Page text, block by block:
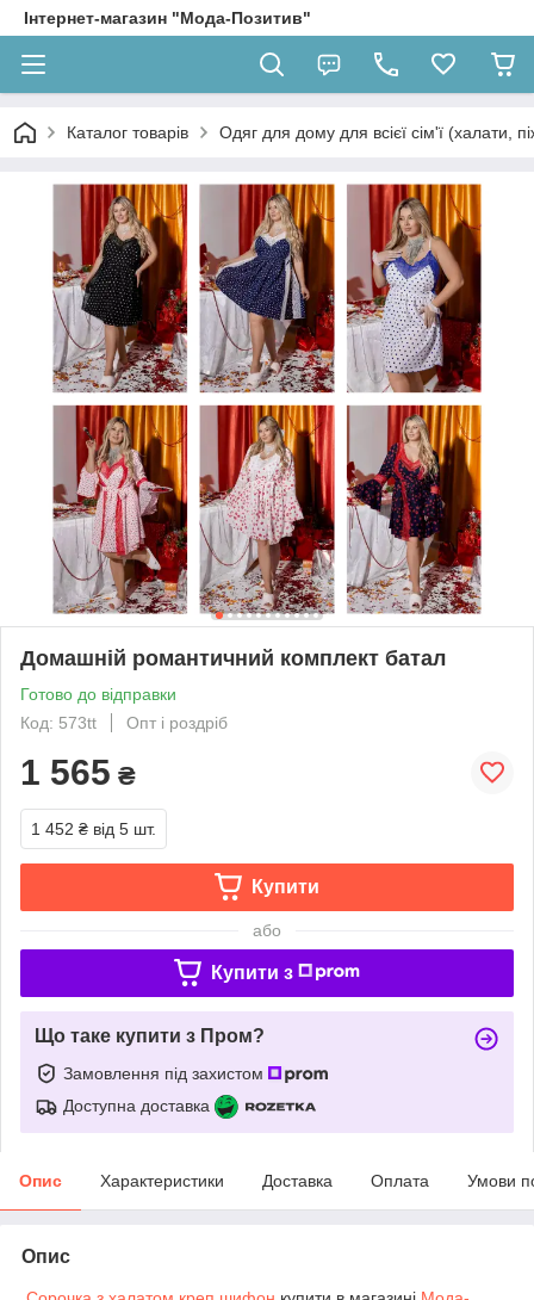
Інтернет-магазин "Мода-Позитив"
Каталог товарів Одяг для дому для всієї сім'ї (халати,
Домашній романтичний комплект батал
Готово до відправки
Код: 573tt
Опт і роздріб
1 565 ₴
1 452 ₴ від 5 шт.
Купити
або
Купити з
Що таке купити з Пром?
Замовлення під захистом
Доступна доставка
Опис Характеристики Доставка Оплата Умови
Опис